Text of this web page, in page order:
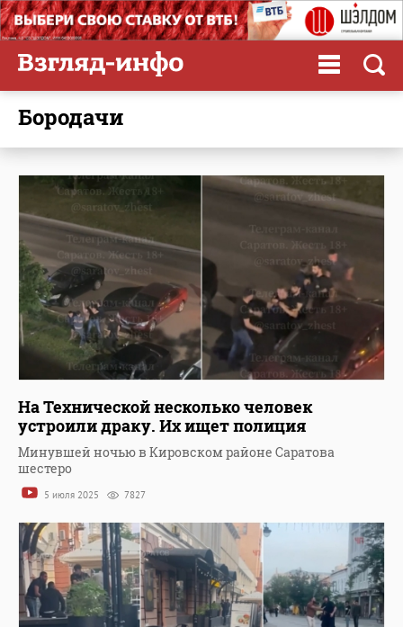
бородачи
На Технической несколько человек
устроили драку. Их ищет полиция
Минувшей ночью в Кировском районе Саратова
шестеро
5 июля 2025 7827